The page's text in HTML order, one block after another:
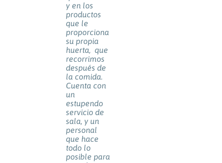
y en los
productos
que le
proporciona
su propia
huerta, que
recorrimos
después de
la comida.
Cuenta con
un
estupendo
servicio de
sala, y un
personal
que hace
todo lo
posible para